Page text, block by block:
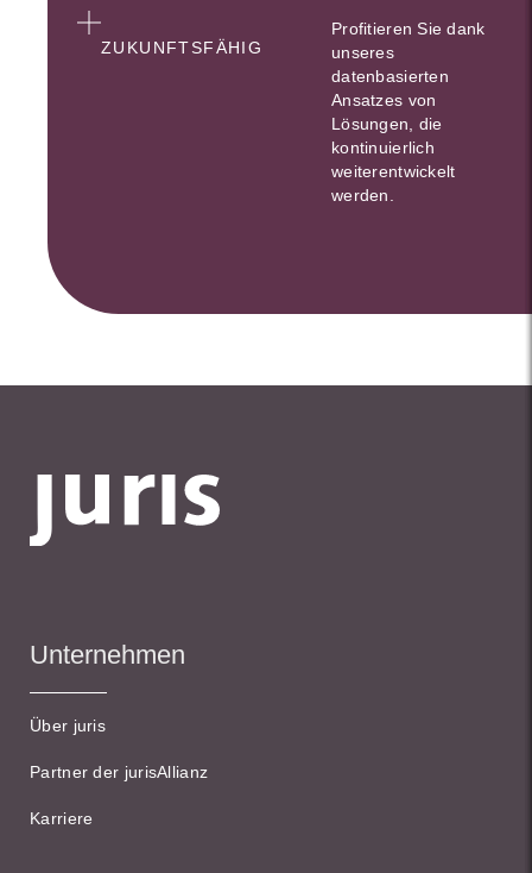
ZUKUNFTSFÄHIG
Profitieren Sie dank
unseres
datenbasierten
Ansatzes von
Lösungen, die
kontinuierlich
weiterentwickelt
werden.
Unternehmen
Über juris
Partner der jurisAllianz
Karriere